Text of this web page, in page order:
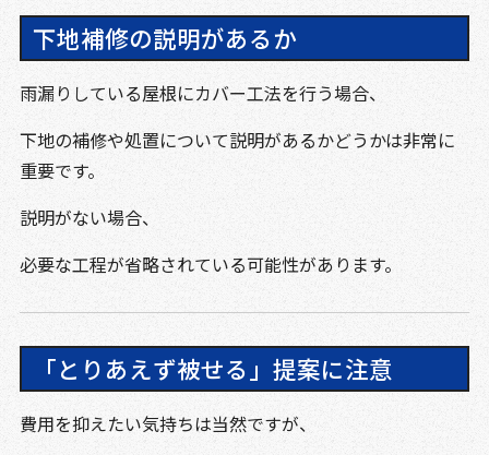
下地補修の説明があるか
雨漏りしている屋根にカバー工法を行う場合、
下地の補修や処置について説明があるかどうかは非常に
重要です。
説明がない場合、
必要な工程が省略されている可能性があります。
「とりあえず被せる」提案に注意
費用を抑えたい気持ちは当然ですが、